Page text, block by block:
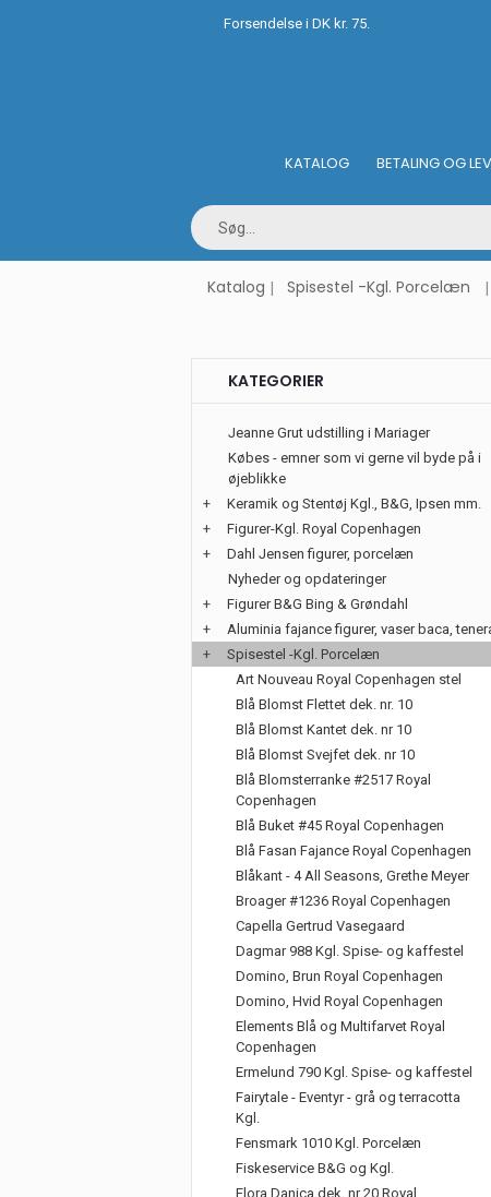
Forsendelse i DK kr. 75.
KATALOG BETALING OG
Katalog Spisestel -Kgl. Porcelæn
KATEGORIER
Jeanne Grut udstilling i Mariager
Købes - emner som vi gerne vil byde på i
øjeblikke
+
Keramik og Stentøj Kgl., B&G, Ipsen mm.
+
Figurer-Kgl. Royal Copenhagen
+
Dahl Jensen figurer, porcelæn
Nyheder og opdateringer
+
Figurer B&G Bing & Grøndahl
+
Aluminia fajance figurer, vaser baca,
+
Spisestel -Kgl. Porcelæn
Art Nouveau Royal Copenhagen stel
Blå Blomst Flettet dek. nr. 10
Blå Blomst Kantet dek. nr 10
Blå Blomst Svejfet dek. nr 10
Blå Blomsterranke #2517 Royal
Copenhagen
Blå Buket #45 Royal Copenhagen
Blå Fasan Fajance Royal Copenhagen
Blåkant - 4 All Seasons, Grethe Meyer
Broager #1236 Royal Copenhagen
Capella Gertrud Vasegaard
Dagmar 988 Kgl. Spise- og kaffestel
Domino, Brun Royal Copenhagen
Domino, Hvid Royal Copenhagen
Elements Blå og Multifarvet Royal
Copenhagen
Ermelund 790 Kgl. Spise- og kaffestel
Fairytale - Eventyr - grå og terracotta
Kgl.
Fensmark 1010 Kgl. Porcelæn
Fiskeservice B&G og Kgl.
Flora Danica dek. nr 20 Royal